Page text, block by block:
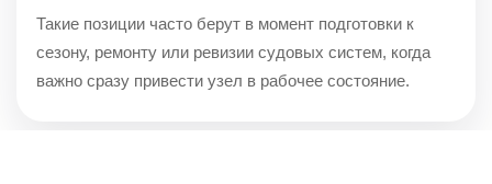
Такие позиции часто берут в момент подготовки к
сезону, ремонту или ревизии судовых систем, когда
важно сразу привести узел в рабочее состояние.